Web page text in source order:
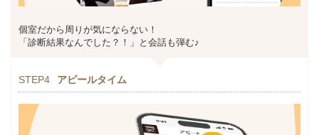
個室だから周りが気にならない！
「診断結果なんでした？！」と会話も弾む♪
STEP4 アピールタイム